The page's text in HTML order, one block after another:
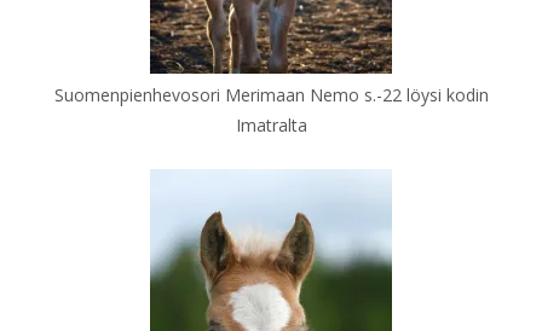
Suomenpienhevosori Merimaan Nemo s.-22 löysi kodin
Imatralta